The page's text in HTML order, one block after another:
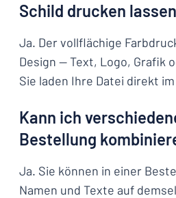
Schild drucken
Ja. Der vollflächige
Design — Text, Logo, Grafik
Sie laden Ihre Datei direkt
Kann ich
Bestellung
Ja. Sie können in einer
Namen und Texte auf